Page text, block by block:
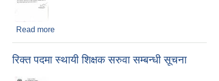
Read more
रिक्त पदमा स्थायी शिक्षक सरुवा सम्बन्धी सूचना